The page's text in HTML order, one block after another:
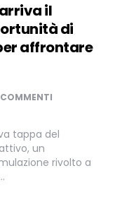
il
di
affrontare
tappa del
un
rivolto a